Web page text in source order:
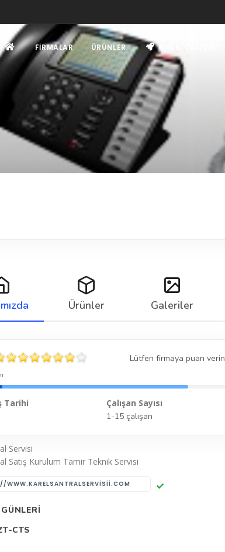
FIRMALAR ÜRÜNLER NASIL ÇALIŞIR?
Ürünler Galeriler
Lütfen firmaya puan verin
Tarihi
Çalışan Sayısı
1-15 çalışan
Servisi
Satış Kurulum Tamir Teknik Servisi
WWW.KARELSANTRALSERVISII.COM
CTS